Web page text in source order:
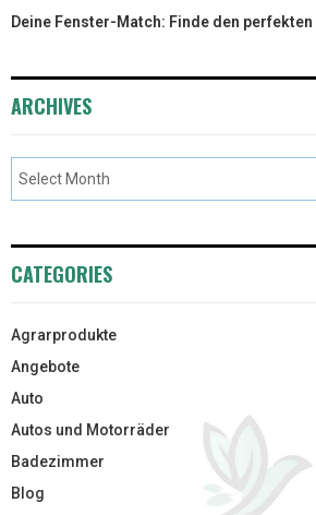
Deine Fenster-Match: Finde den
ARCHIVES
CATEGORIES
Agrarprodukte
Angebote
Auto
Autos und Motorräder
Badezimmer
Blog